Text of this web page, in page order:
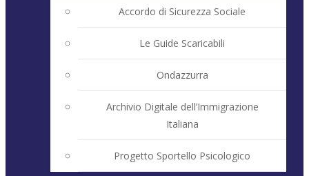
Accordo di Sicurezza Sociale
Le Guide Scaricabili
Ondazzurra
Archivio Digitale dell’Immigrazione
Italiana
Progetto Sportello Psicologico